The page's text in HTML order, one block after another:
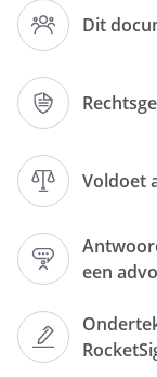
Dit
Voldoet
een
Artikel 2 -
Artikel 3 -
partijen
vermeld
beroep
door